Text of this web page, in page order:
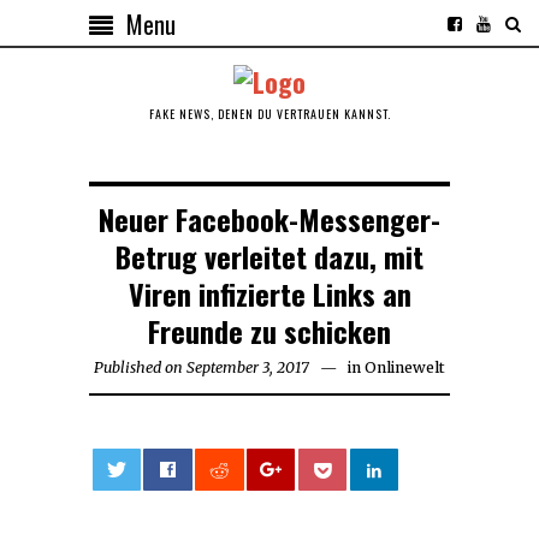
Menu
FAKE NEWS, DENEN DU VERTRAUEN KANNST.
Neuer Facebook-Messenger-
Betrug verleitet dazu, mit
Viren infizierte Links an
Freunde zu schicken
Published on September 3, 2017 September
in Onlinewelt